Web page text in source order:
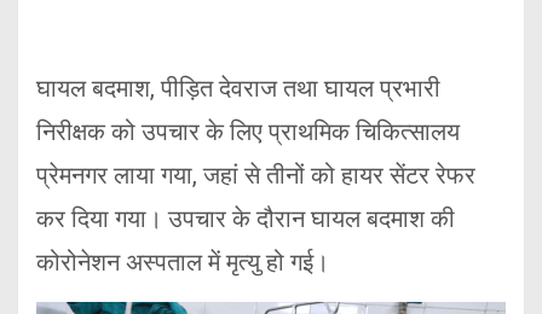
घायल बदमाश, पीड़ित देवराज तथा घायल प्रभारी
निरीक्षक को उपचार के लिए प्राथमिक चिकित्सालय
प्रेमनगर लाया गया, जहां से तीनों को हायर सेंटर रेफर
कर दिया गया। उपचार के दौरान घायल बदमाश की
कोरोनेशन अस्पताल में मृत्यु हो गई।